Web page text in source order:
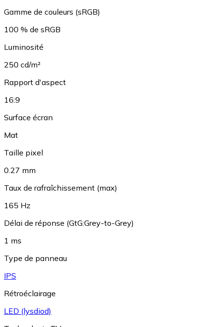
Gamme de couleurs (sRGB)
100 % de sRGB
Luminosité
250 cd/m²
Rapport d'aspect
16:9
Surface écran
Mat
Taille pixel
0.27 mm
Taux de rafraîchissement (max)
165 Hz
Délai de réponse (GtG:Grey-to-Grey)
1 ms
Type de panneau
IPS
Rétroéclairage
LED (lysdiod)